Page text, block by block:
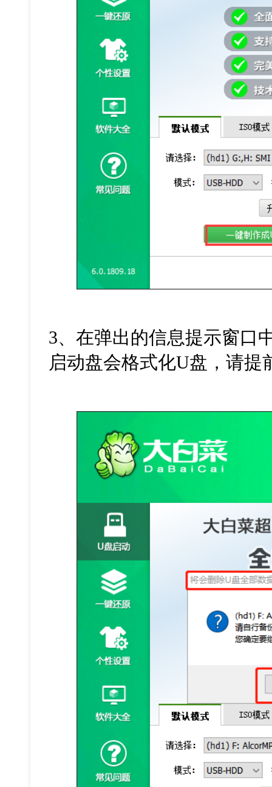
3、在弹出的信息提示窗口
启动盘会格式化U盘，请提